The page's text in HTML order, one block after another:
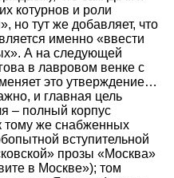
котурнов и роли
но тут же добавляет, что
именно «ввести
А на следующей
в лавровом венке с
это утверждение…
и главная цель
– полный корпус
тому же снабженных
вступительной
прозы «Москва»
в Москве»); том